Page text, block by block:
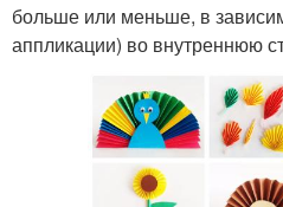
больше или меньше, в
аппликации) во внутреннюю